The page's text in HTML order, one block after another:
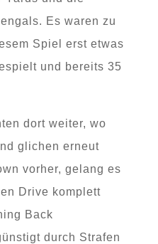
Es waren zu
Spiel erst etwas
und bereits 35
dort weiter, wo
glichen erneut
vorher, gelang es
Drive komplett
Back
durch Strafen